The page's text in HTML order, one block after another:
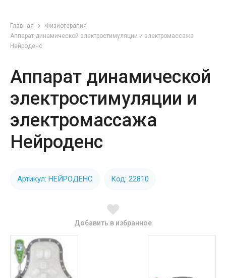
Главная
Физиотерапия
Аппарат динамической электростимуляции и электромассажа
Нейроденс
Аппарат динамической
электростимуляции и
электромассажа
Нейроденс
Артикул: НЕЙРОДЕНС Код: 22810
Добавить в избранное